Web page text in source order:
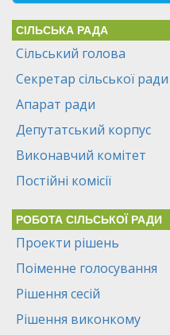
СІЛЬСЬКА РАДА
Сільський голова
Секретар сільської ради
Апарат ради
Депутатський корпус
Виконавчий комітет
Постійні комісії
РОБОТА СІЛЬСЬКОЇ РАДИ
Проекти рішень
Поіменне голосування
Рішення сесій
Рішення виконкому